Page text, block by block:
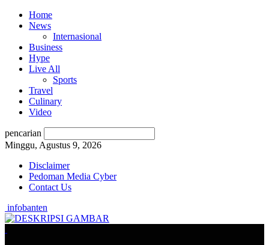
Home
News
Internasional
Business
Hype
Live All
Sports
Travel
Culinary
Video
pencarian
Minggu, Agustus 9, 2026
Disclaimer
Pedoman Media Cyber
Contact Us
infobanten